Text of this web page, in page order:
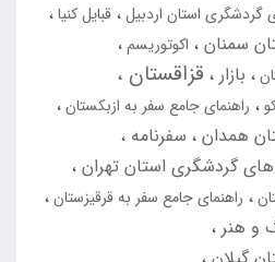
گردشگری استان اردبیل قبایل کنیا
سمنان
اکوتوریسم
بازار
قزاقستان
راهنمای جامع سفر به ازبکستان
همدان سفرنامه
گردشگری استان تهران
راهنمای جامع سفر به قرقیزستان
و هنر